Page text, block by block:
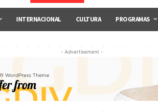
INTERNACIONAL CULTURA PROGRAMAS
- Advertisement -